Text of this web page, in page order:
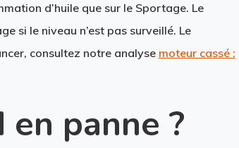
d’huile que sur le Sportage. Le
si le niveau n’est pas surveillé. Le
consultez notre analyse moteur cassé :
panne ?